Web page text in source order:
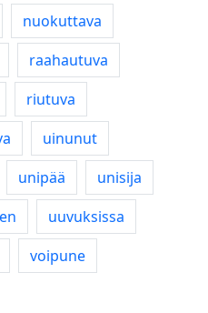
nuokuttava
raahautuva
riutuva
uinunut
unipää
unisija
uuvuksissa
voipune